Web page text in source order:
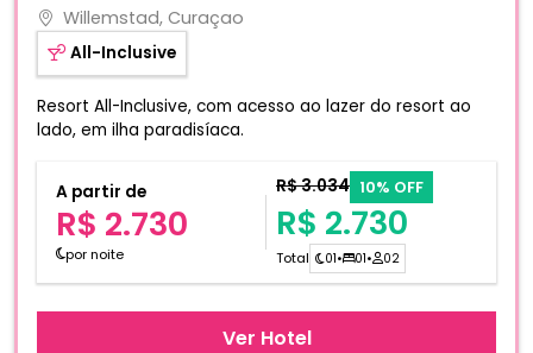
Willemstad, Curaçao
All-Inclusive
Resort All-Inclusive, com acesso ao lazer do resort ao
lado, em ilha paradisíaca.
A partir de
R$ 2.730
por noite
R$ 3.034 10% OFF
R$ 2.730
Total 01• 01• 02
Ver Hotel